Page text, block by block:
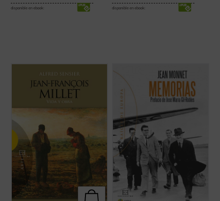
disponible en ebook: disponible en ebook:
Jean François Millet (1814-1875), criado en
un pintor realista centrado muy
singularmente en expresar su profunda
admiración por la vida de la gente humilde y
campesina en un momento en que la
sociedad ...(ver ficha)
de Jean Monnet revelan la
prodigiosa aventura de un hombre cuya
acción fue determinante en cada una de las
grandes encrucijadas de la historia
contemporánea, especialmente en el
arranque de la construcción de una Europa
(ver ficha)